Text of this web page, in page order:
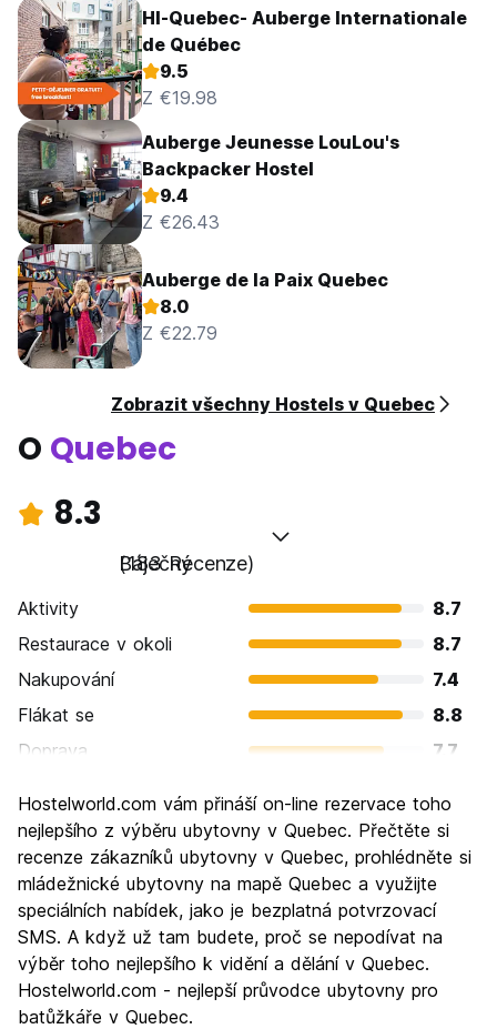
HI-Quebec- Auberge Internationale
de Québec
9.5
Z €19.98
Auberge Jeunesse LouLou's
Backpacker Hostel
9.4
Z €26.43
Auberge de la Paix Quebec
8.0
Z €22.79
Zobrazit všechny Hostels v Quebec
O Quebec
8.3
Báječný
(183 Recenze)
Aktivity
8.7
Restaurace v okoli
8.7
Nakupování
7.4
Flákat se
8.8
Doprava
7.7
Kultura
9.3
Noční život
7.5
Hodnota za peníze
7.8
Hostelworld.com vám přináší on-line rezervace toho
nejlepšího z výběru ubytovny v Quebec. Přečtěte si
recenze zákazníků ubytovny v Quebec, prohlédněte si
mládežnické ubytovny na mapě Quebec a využijte
speciálních nabídek, jako je bezplatná potvrzovací
SMS. A když už tam budete, proč se nepodívat na
výběr toho nejlepšího k vidění a dělání v Quebec.
Hostelworld.com - nejlepší průvodce ubytovny pro
batůžkáře v Quebec.